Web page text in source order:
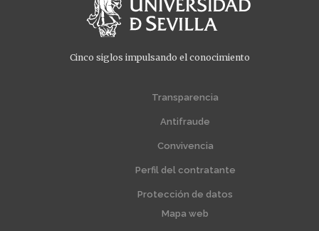
Cinco siglos impulsando el conocimiento
Transparencia
Antifraude
Convivencia
Perfil del contratante
Protección de datos
Mapa web